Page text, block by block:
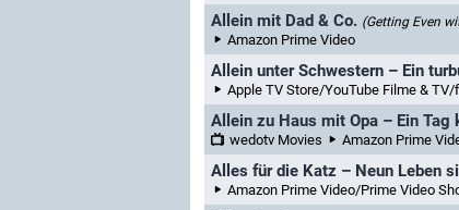
Allein mit Dad & Co. (Getting Even
Amazon Prime Video
Allein unter Schwestern – Ein
Apple TV Store/YouTube Filme &
Allein zu Haus mit Opa – Ein Tag
wedotv Movies Amazon Prime Video/Prime Video Shop/
Alles für die Katz – Neun Leben
Amazon Prime Video/Prime Video Shop/